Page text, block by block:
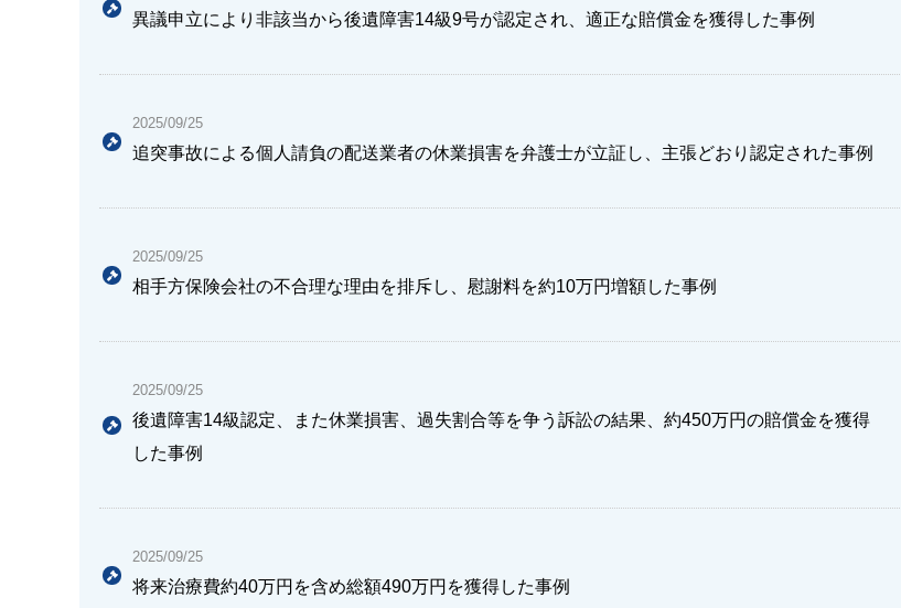
異議申立により非該当から後遺障害14級9号が認定され、適正な賠償金を獲得した事例
2025/09/25
追突事故による個人請負の配送業者の休業損害を弁護士が立証し、主張どおり認定された事例
2025/09/25
相手方保険会社の不合理な理由を排斥し、慰謝料を約10万円増額した事例
2025/09/25
後遺障害14級認定、また休業損害、過失割合等を争う訴訟の結果、約450万円の賠償金を獲得
した事例
2025/09/25
将来治療費約40万円を含め総額490万円を獲得した事例